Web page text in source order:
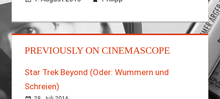
PREVIOUSLY ON CINEMASCOPE
Star Trek Beyond (Oder: Wummern und
Schreien)